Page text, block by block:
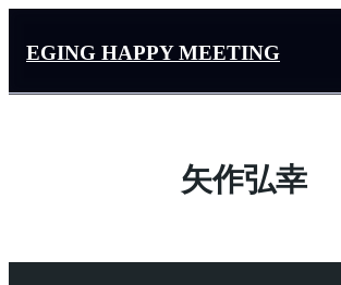
ス
EGING HAPPY MEETING
矢作弘幸